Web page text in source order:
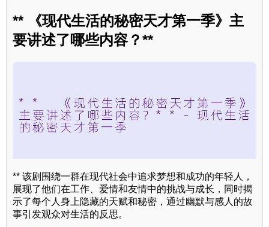
** 《现代生活的秘密天才第一季》主
要讲述了哪些内容？**
** 该剧围绕一群在现代社会中追求梦想和成功的年轻人，
展现了他们在工作、爱情和友情中的挑战与成长，同时揭
示了每个人身上隐藏的天赋和秘密，通过幽默与感人的故
事引发观众对生活的反思。